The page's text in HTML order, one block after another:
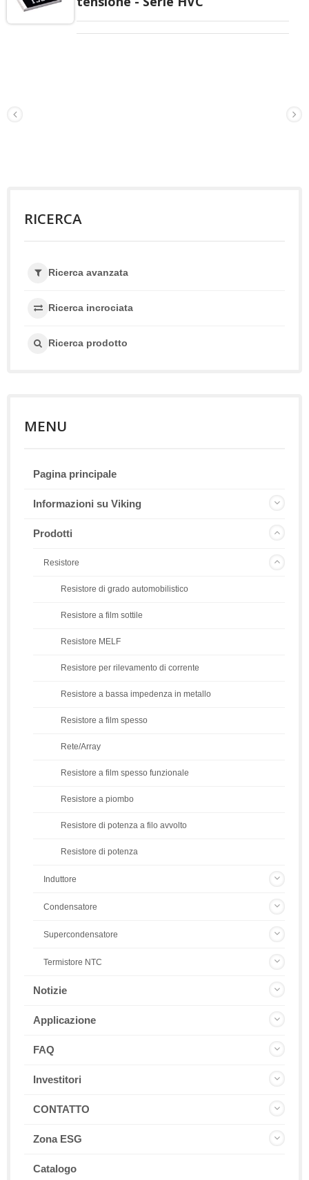
RICERCA
Ricerca avanzata
Ricerca incrociata
Ricerca prodotto
MENU
Pagina principale
Informazioni su Viking
Prodotti
Resistore
Resistore di grado automobilistico
Resistore a film sottile
Resistore MELF
Resistore per rilevamento di corrente
Resistore a bassa impedenza in metallo
Resistore a film spesso
Rete/Array
Resistore a film spesso funzionale
Resistore a piombo
Resistore di potenza a filo avvolto
Resistore di potenza
Induttore
Condensatore
Supercondensatore
Termistore NTC
Notizie
Applicazione
FAQ
Investitori
CONTATTO
Zona ESG
Catalogo